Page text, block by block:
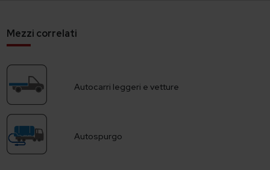
Mezzi correlati
Autocarri leggeri e vetture
Autospurgo